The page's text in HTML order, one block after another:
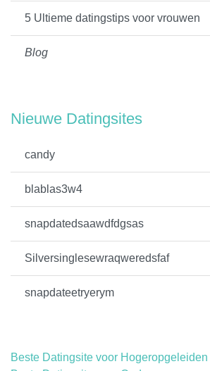
5 Ultieme datingstips voor vrouwen
Blog
Nieuwe Datingsites
candy
blablas3w4
snapdatedsaawdfdgsas
Silversinglesewraqweredsfaf
snapdateetryerym
Beste Datingsite voor Hogeropgeleiden